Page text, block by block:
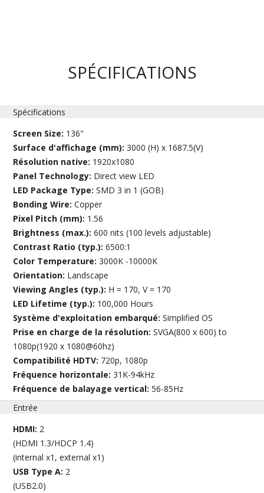
SPÉCIFICATIONS
Spécifications
Screen Size: 136"
Surface d'affichage (mm):3000 (H) x 1687.5(V)
Résolution native: 1920x1080
Panel Technology: Direct view LED
LED Package Type:SMD 3 in 1 (GOB)
Bonding Wire:Copper
Pixel Pitch (mm): 1.56
Brightness (max.):600 nits (100 levels adjustable)
Contrast Ratio (typ.):6500:1
Color Temperature:3000K -10000K
Orientation: Landscape
Viewing Angles (typ.): H = 170, V = 170
LED Lifetime (typ.): 100,000 Hours
Système d'exploitation embarqué:Simplified OS
Prise en charge de la résolution:SVGA(800 x 600) to
1080p(1920 x 1080@60hz)
Compatibilité HDTV: 720p, 1080p
Fréquence horizontale:31K-94kHz
Fréquence de balayage vertical:56-85Hz
Entrée
HDMI: 2
(HDMI 1.3/HDCP 1.4)
(internal x1, external x1)
USB Type A: 2
(USB2.0)